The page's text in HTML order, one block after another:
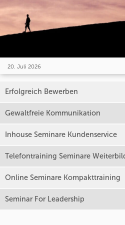
20. Juli 2026
Erfolgreich Bewerben
Gewaltfreie Kommunikation
Inhouse Seminare Kundenservice
Telefontraining Seminare
Online Seminare Kompakttraining
Seminar For Leadership